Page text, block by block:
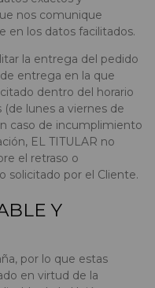
nos comunique
en los datos facilitados.
la entrega del pedido
entrega en la que
dentro del horario
lunes a viernes de
caso de incumplimiento
EL TITULAR no
el retraso o
solicitado por el Cliente.
Y
por lo que estas
en virtud de la